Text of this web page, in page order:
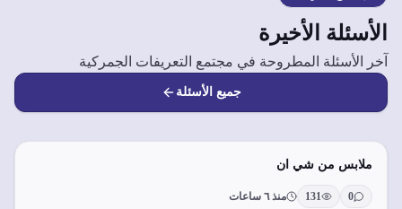
الأسئلة الأخيرة
آخر الأسئلة المطروحة في مجتمع التعريفات الجمركية
جميع الأسئلة
ملابس من شي ان
0
131 منذ ٦ ساعات